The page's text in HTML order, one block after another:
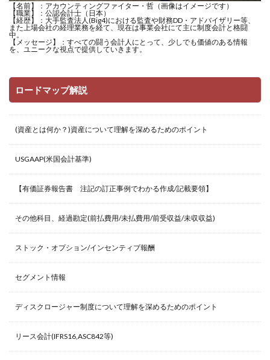
【名前】：アカウンティングファイター・哲（画像はイメージです）
【職業】：公認会計士（日本）
【経歴】：大手監査法人(Big4)における監査や財務DD・アドバイザリー等、
また上場会社の経理業務を経て、現在は事業会社にて主に制度会計と格闘
中。
【メッセージ】：すべての闘う会計人にとって、少しでも価値のある情報
を、ユニークな視点で提供していきます。
ロードマップ解説
(資産とは何か？)資産について理解を深めるためのポイント
USGAAP(米国会計基準)
【有価証券報告書 注記の訂正事例でわかる作成/記載要領】
その他科目、経過勘定(前払費用/未払費用/前受収益/未収収益)
ストック・オプション/インセンティブ報酬
セグメント情報
ディスクロージャー制度について理解を深めるためのポイント
リース会計(IFRS16,ASC842等)